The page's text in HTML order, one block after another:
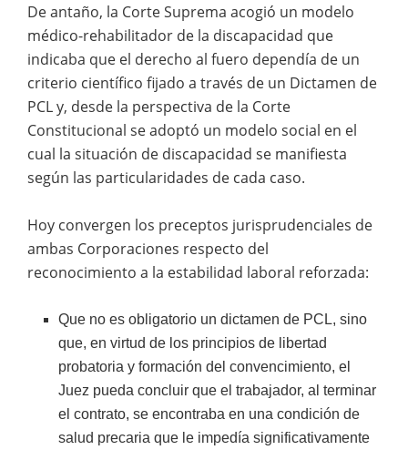
De antaño, la Corte Suprema acogió un modelo
médico-rehabilitador de la discapacidad que
indicaba que el derecho al fuero dependía de un
criterio científico fijado a través de un Dictamen de
PCL y, desde la perspectiva de la Corte
Constitucional se adoptó un modelo social en el
cual la situación de discapacidad se manifiesta
según las particularidades de cada caso.
Hoy convergen los preceptos jurisprudenciales de
ambas Corporaciones respecto del
reconocimiento a la estabilidad laboral reforzada:
Que no es obligatorio un dictamen de PCL, sino
que, en virtud de los principios de libertad
probatoria y formación del convencimiento, el
Juez pueda concluir que el trabajador, al terminar
el contrato, se encontraba en una condición de
salud precaria que le impedía significativamente